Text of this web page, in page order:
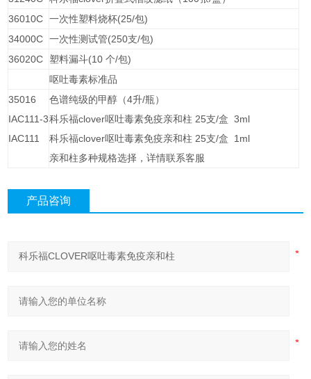
36010C 一次性塑料烧杯(25/包)
34000C 一次性测试管(250支/包)
36020C
塑料漏斗(10个/包)
呕吐毒素标准品
35016
IAC111-3
IAC111
色谱纯级的甲醇（4升/瓶）
科乐福clover呕吐毒素免疫亲和柱 25支/盒 3ml
科乐福clover呕吐毒素免疫亲和柱 25支/盒 1ml
亲和柱多种规格选择，详情联系客服
产品咨询